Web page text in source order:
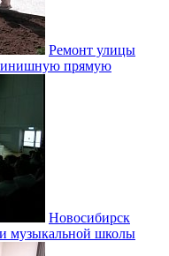
Ремонт улицы
прямую
Новосибирск
музыкальной школы